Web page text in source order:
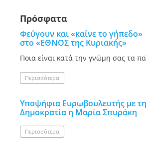
Πρόσφατα
Φεύγουν και «καίνε το γήπεδο»
στο «ΕΘΝΟΣ της Κυριακής»
Ποια είναι κατά την γνώμη σας τα
Περισσότερα
Υποψήφια Ευρωβουλευτής με
Δημοκρατία η Μαρία Σπυράκη
Περισσότερα